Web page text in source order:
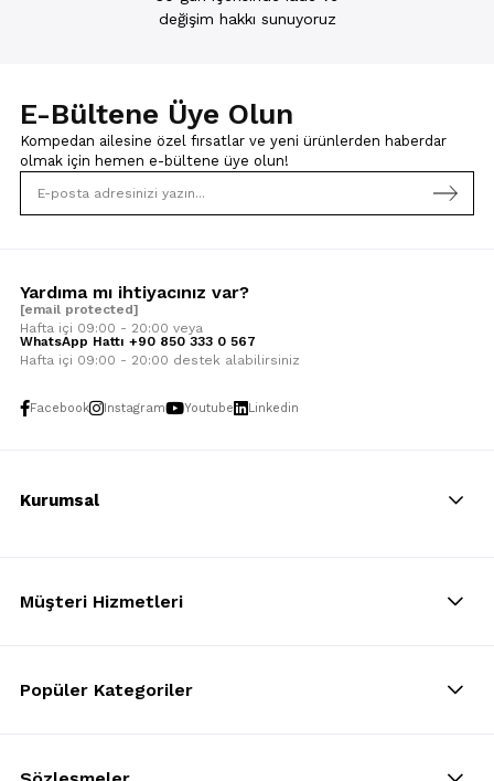
değişim hakkı sunuyoruz
E-Bültene Üye Olun
Kompedan ailesine özel fırsatlar ve yeni ürünlerden haberdar
olmak için hemen e-bültene üye olun!
Yardıma mı ihtiyacınız var?
[email protected]
Hafta içi 09:00 - 20:00 veya
WhatsApp Hattı +90 850 333 0 567
Hafta içi 09:00 - 20:00 destek alabilirsiniz
Facebook Instagram Youtube Linkedin
Kurumsal
Müşteri Hizmetleri
Popüler Kategoriler